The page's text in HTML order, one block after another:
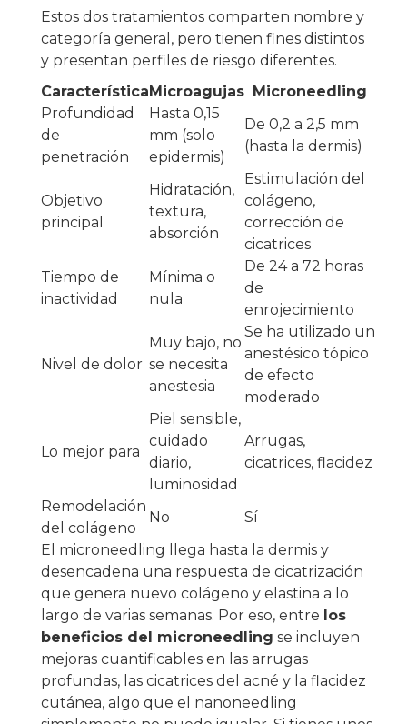
Estos dos tratamientos comparten nombre y
categoría general, pero tienen fines distintos
y presentan perfiles de riesgo diferentes.
Característica Microagujas
Microneedling
Profundidad
de
penetración
Hasta 0,15
mm (solo
epidermis)
De 0,2 a 2,5 mm
(hasta la dermis)
Objetivo
principal
Hidratación,
textura,
absorción
Estimulación del
colágeno,
corrección de
cicatrices
Tiempo de
inactividad
Mínima o
nula
De 24 a 72 horas
de
enrojecimiento
Nivel de dolor
Muy bajo, no
se necesita
anestesia
Se ha utilizado un
anestésico tópico
de efecto
moderado
Lo mejor para
Piel sensible,
cuidado
diario,
luminosidad
Arrugas,
cicatrices, flacidez
Remodelación
del colágeno
No
Sí
El microneedling llega hasta la dermis y
desencadena una respuesta de cicatrización
que genera nuevo colágeno y elastina a lo
largo de varias semanas. Por eso, entre los
beneficios del microneedling se incluyen
mejoras cuantificables en las arrugas
profundas, las cicatrices del acné y la flacidez
cutánea, algo que el nanoneedling